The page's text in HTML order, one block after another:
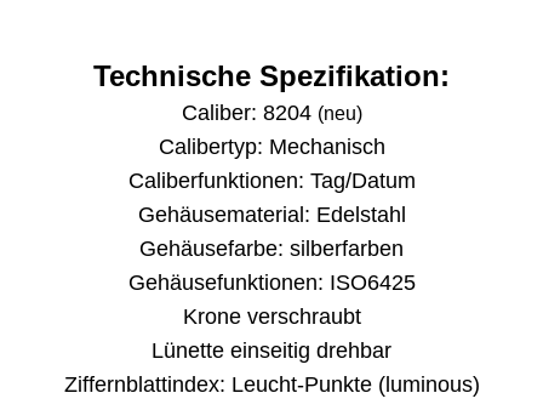
Technische Spezifikation:
Caliber: 8204 (neu)
Calibertyp: Mechanisch
Caliberfunktionen: Tag/Datum
Gehäusematerial: Edelstahl
Gehäusefarbe: silberfarben
Gehäusefunktionen: ISO6425
Krone verschraubt
Lünette einseitig drehbar
Ziffernblattindex: Leucht-Punkte (luminous)